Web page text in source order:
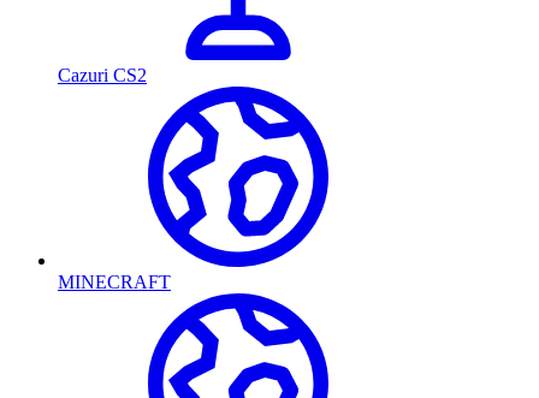
Cazuri CS2
MINECRAFT